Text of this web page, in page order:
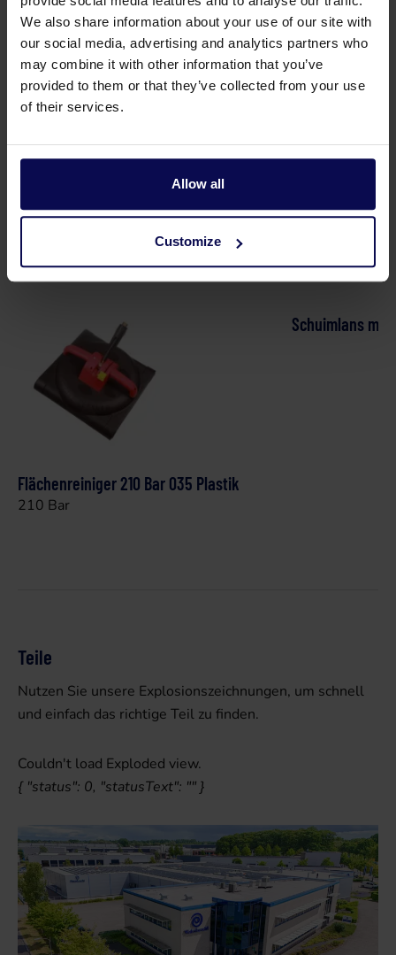
We also share information about your use of our site with
our social media, advertising and analytics partners who
may combine it with other information that you’ve
provided to them or that they’ve collected from your use
of their services.
Allow all
Customize
Temperatur 50 °C
Typ
G-Jet 150/8M
Verkaufseinheit
st
Geeignetes Zubehör
Flächenreiniger 210 Bar 035 Plastik
210 Bar
Schuimlans
Teile
Nutzen Sie unsere Explosionszeichnungen, um schnell
und einfach das richtige Teil zu finden.
Couldn't load Exploded view.
{ "status": 0, "statusText": "" }